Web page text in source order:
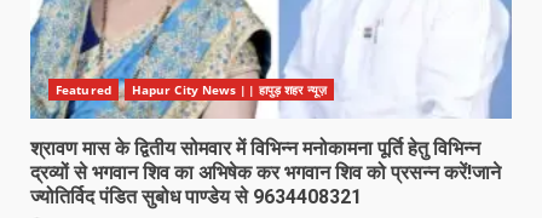
Featured Hapur City News || हापुड़ शहर न्यूज़
श्रावण मास के द्वितीय सोमवार में विभिन्न मनोकामना पूर्ति हेतु विभिन्न
द्रव्यों से भगवान शिव का अभिषेक कर भगवान शिव को प्रसन्न करें!जाने
ज्योतिर्विद पंडित सुबोध पाण्डेय से 9634408321